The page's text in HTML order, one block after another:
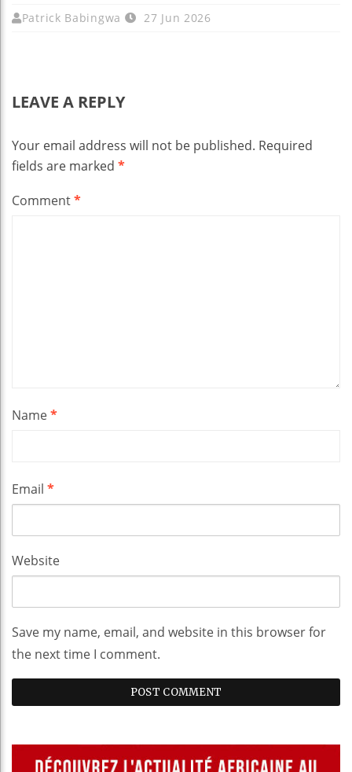
Patrick Babingwa 27 Jun 2026
LEAVE A REPLY
Your email address will not be published. Required
fields are marked *
Comment*
Name*
Email *
Website
Save my name, email, and website in this browser for
the next time I comment.